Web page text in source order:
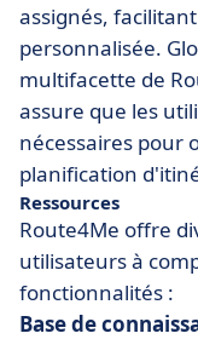
assignés,
personnalisée.
multifacette de
assure que les
nécessaires pour
planification
Ressources
Route4Me offre
utilisateurs à
fonctionnalités :
Base de